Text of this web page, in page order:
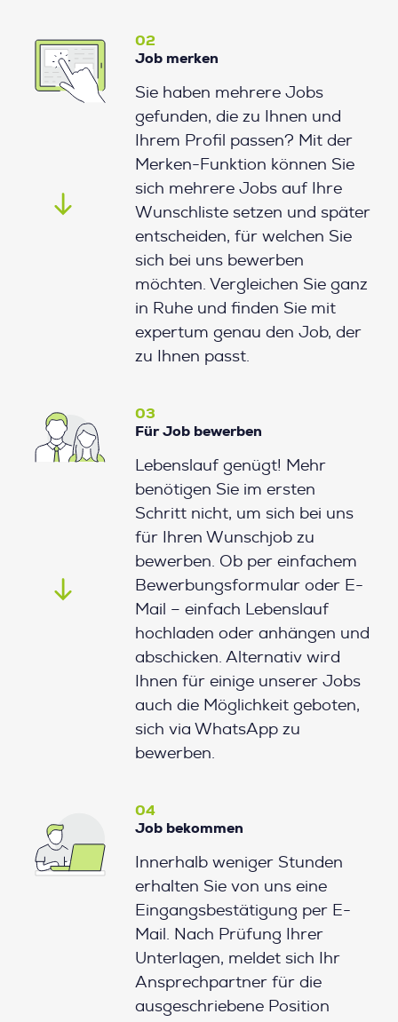
02
Job merken
Sie haben mehrere Jobs
gefunden, die zu Ihnen und
Ihrem Profil passen? Mit der
Merken-Funktion können Sie
sich mehrere Jobs auf Ihre
Wunschliste setzen und später
entscheiden, für welchen Sie
sich bei uns bewerben
möchten. Vergleichen Sie ganz
in Ruhe und finden Sie mit
expertum genau den Job, der
zu Ihnen passt.
03
Für Job bewerben
Lebenslauf genügt! Mehr
benötigen Sie im ersten
Schritt nicht, um sich bei uns
für Ihren Wunschjob zu
bewerben. Ob per einfachem
Bewerbungsformular oder E-
Mail – einfach Lebenslauf
hochladen oder anhängen und
abschicken. Alternativ wird
Ihnen für einige unserer Jobs
auch die Möglichkeit geboten,
sich via WhatsApp zu
bewerben.
04
Job bekommen
Innerhalb weniger Stunden
erhalten Sie von uns eine
Eingangsbestätigung per E-
Mail. Nach Prüfung Ihrer
Unterlagen, meldet sich Ihr
Ansprechpartner für die
ausgeschriebene Position